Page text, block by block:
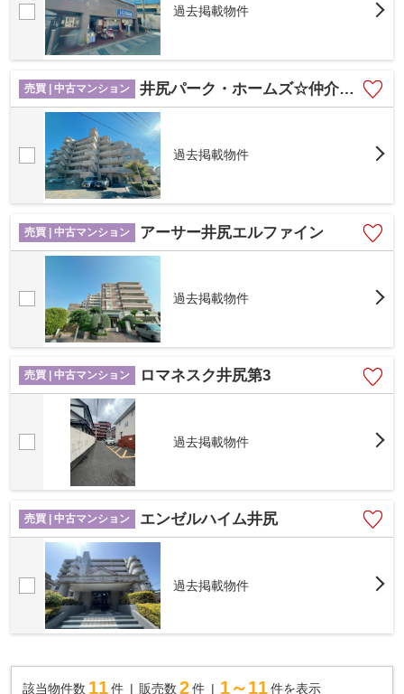
過去掲載物件
売買 | 中古マンション 井尻パーク・ホームズ☆仲介手数料無料☆
過去掲載物件
売買 | 中古マンション アーサー井尻エルファイン
過去掲載物件
売買 | 中古マンション ロマネスク井尻第3
過去掲載物件
売買 | 中古マンション エンゼルハイム井尻
過去掲載物件
該当物件数 11件 販売数 2 件 1～11 件を表示